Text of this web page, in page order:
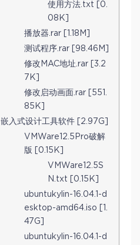
使用方法.txt [0.
08K]
播放器.rar [1.18M]
测试程序.rar [98.46M]
修改MAC地址.rar [3.2
7K]
修改启动画面.rar [551.
85K]
嵌入式设计工具软件 [2.97G]
VMWare12.5Pro破解
版 [0.15K]
VMWare12.5S
N.txt [0.15K]
ubuntukylin-16.04.1-d
esktop-amd64.iso [1.
47G]
ubuntukylin-16.04.1-d